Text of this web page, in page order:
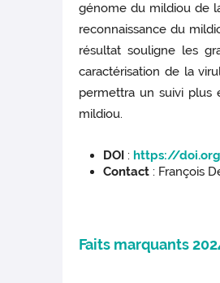
génome du mildiou de
reconnaissance du
résultat souligne les
caractérisation de la
permettra un suivi plus
mildiou.
DOI : https://
Contact : François
Faits marquants